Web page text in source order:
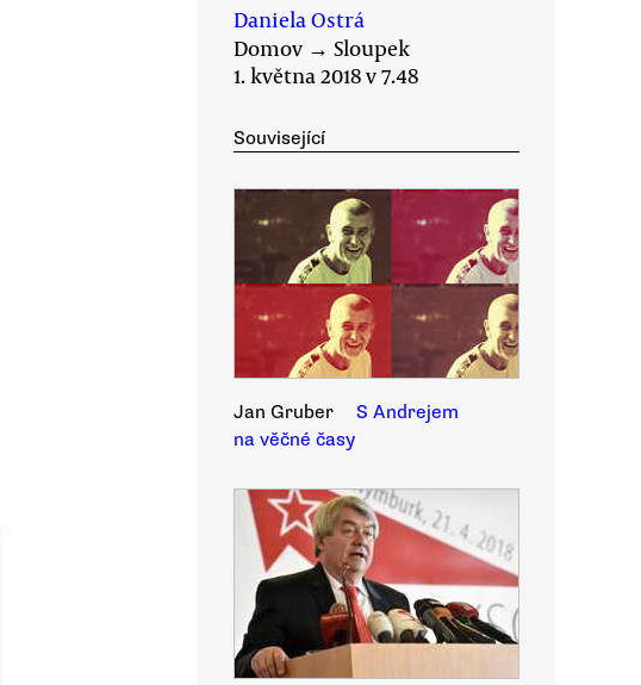
Daniela Ostrá
Domov → Sloupek
1. května 2018 v 7.48
Související
Jan Gruber
S Andrejem
na věčné časy